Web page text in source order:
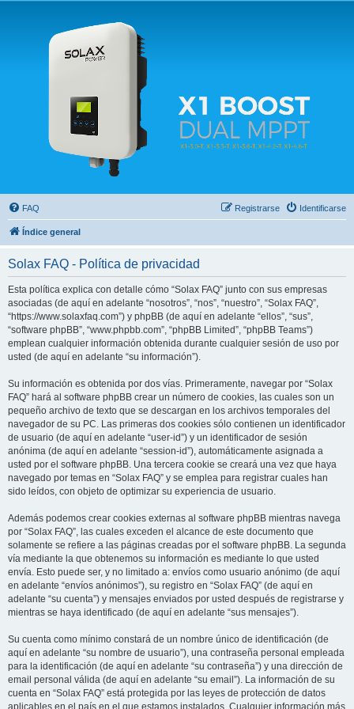
Solax FAQ
Lugar para intercambiar dudas sobre inversores solares Solax y temas relacionados.
FAQ Identificarse
Registrarse
Índice general
Solax FAQ - Política de privacidad
Esta política explica con detalle cómo “Solax FAQ” junto con sus empresas
asociadas (de aquí en adelante “nosotros”, “nos”, “nuestro”, “Solax FAQ”,
“https://www.solaxfaq.com”) y phpBB (de aquí en adelante “ellos”, “sus”,
“software phpBB”, “www.phpbb.com”, “phpBB Limited”, “phpBB Teams”)
emplean cualquier información obtenida durante cualquier sesión de uso por
usted (de aquí en adelante “su información”).
Su información es obtenida por dos vías. Primeramente, navegar por “Solax
FAQ” hará al software phpBB crear un número de cookies, las cuales son un
pequeño archivo de texto que se descargan en los archivos temporales del
navegador de su PC. Las primeras dos cookies sólo contienen un identificador
de usuario (de aquí en adelante “user-id”) y un identificador de sesión
anónima (de aquí en adelante “session-id”), automáticamente asignada a
usted por el software phpBB. Una tercera cookie se creará una vez que haya
navegado por temas en “Solax FAQ” y se emplea para registrar cuales han
sido leídos, con objeto de optimizar su experiencia de usuario.
Además podemos crear cookies externas al software phpBB mientras navega
por “Solax FAQ”, las cuales exceden el alcance de este documento que
solamente se refiere a las páginas creadas por el software phpBB. La segunda
vía mediante la que obtenemos su información es mediante lo que usted
envía. Esto puede ser, y no limitado a: envíos como usuario anónimo (de aquí
en adelante “envíos anónimos”), su registro en “Solax FAQ” (de aquí en
adelante “su cuenta”) y mensajes enviados por usted después de registrarse y
mientras se haya identificado (de aquí en adelante “sus mensajes”).
Su cuenta como mínimo constará de un nombre único de identificación (de
aquí en adelante “su nombre de usuario”), una contraseña personal empleada
para la identificación (de aquí en adelante “su contraseña”) y una dirección de
email personal válida (de aquí en adelante “su email”). La información de su
cuenta en “Solax FAQ” está protegida por las leyes de protección de datos
aplicables en el país en el que estamos instalados. Cualquier información más